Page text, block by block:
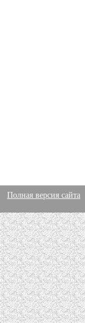
Полная версия сайта